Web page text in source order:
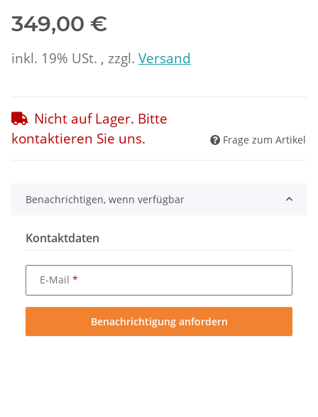
349,00 €
inkl. 19% USt. , zzgl. Versand
Nicht auf Lager. Bitte
kontaktieren Sie uns.
Frage zum Artikel
Benachrichtigen, wenn verfügbar
Kontaktdaten
E-Mail
Benachrichtigung anfordern